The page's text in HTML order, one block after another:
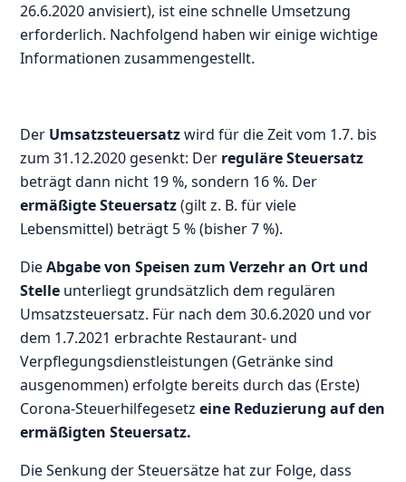
26.6.2020 anvisiert), ist eine schnelle Umsetzung
erforderlich. Nachfolgend haben wir einige wichtige
Informationen zusammengestellt.
Der Umsatzsteuersatzwird für die Zeit vom 1.7. bis
zum 31.12.2020 gesenkt: Der reguläre Steuersatz
beträgt dann nicht 19 %, sondern 16 %. Der
ermäßigte Steuersatz(gilt z. B. für viele
Lebensmittel) beträgt 5 % (bisher 7 %).
DieAbgabe von Speisen zum Verzehr an Ort und
Stelle unterliegt grundsätzlich dem regulären
Umsatzsteuersatz. Für nach dem 30.6.2020 und vor
dem 1.7.2021 erbrachte Restaurant- und
Verpflegungsdienstleistungen (Getränke sind
ausgenommen) erfolgte bereits durch das (Erste)
Corona-Steuerhilfegesetzeine Reduzierung auf den
ermäßigten Steuersatz.
Die Senkung der Steuersätze hat zur Folge, dass